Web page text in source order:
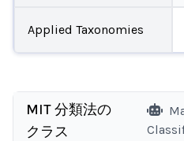
Applied Taxonomies
MIT 分類法の
クラス